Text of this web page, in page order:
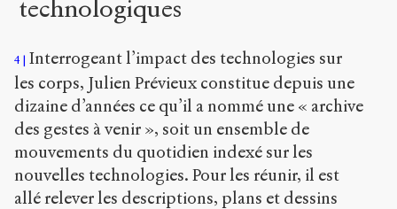
technologiques
4
Interrogeant l’impact des technologies sur
les corps, Julien Prévieux constitue depuis une
dizaine d’années ce qu’il a nommé une « archive
des gestes à venir », soit un ensemble de
mouvements du quotidien indexé sur les
nouvelles technologies. Pour les réunir, il est
allé relever les descriptions, plans et dessins